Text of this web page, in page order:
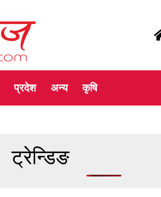
प्रदेश अन्य कृषि
ट्रेन्डिङ